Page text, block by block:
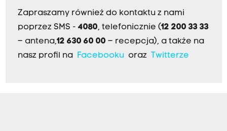
Zapraszamy również do kontaktu z nami
poprzez SMS - 4080, telefonicznie (12 200 33 33
– antena,12 630 60 00 – recepcja), a także na
nasz profil na
Facebookuoraz Twitterze